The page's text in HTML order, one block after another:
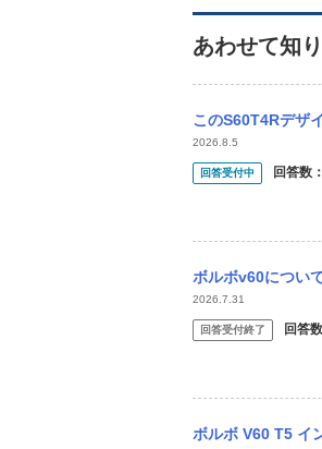
あわせて知
このS60T4Rデザ
2026.8.5
回答受付中 回答数：
ボルボv60について質問です 最近車
2026.7.31
回答受付終了 回答
ボルボ V60 T5 インスクリプション